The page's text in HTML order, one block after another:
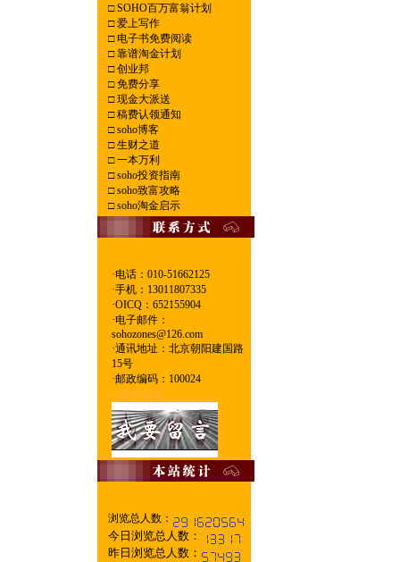
□SOHO百万富翁计划
□爱上写作
□电子书免费阅读
□靠谱淘金计划
□创业邦
□免费分享
□现金大派送
□稿费认领通知
□soho博客
□生财之道
□一本万利
□soho投资指南
□soho致富攻略
□soho淘金启示
·电话：010-51662125
·手机：13011807335
·OICQ：652155904
·电子邮件：
sohozones@126.com
·通讯地址：北京朝阳建国路
15号
·邮政编码：100024
--管中心理
浏览总人数：
今日浏览总人数：
昨日浏览总人数：